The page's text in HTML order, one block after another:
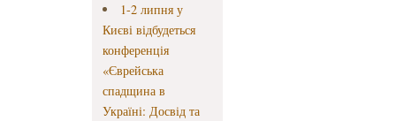
1-2 липня у
Києві відбудеться
конференція
«Єврейська
спадщина в
Україні: Досвід та